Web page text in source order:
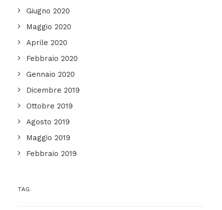
Giugno 2020
Maggio 2020
Aprile 2020
Febbraio 2020
Gennaio 2020
Dicembre 2019
Ottobre 2019
Agosto 2019
Maggio 2019
Febbraio 2019
TAG